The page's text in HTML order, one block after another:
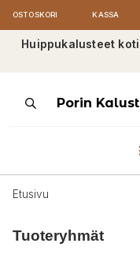
OSTOSKORI KASSA
Huippukalusteet
ProductsPorin
Etusivu
Tuoteryhmät